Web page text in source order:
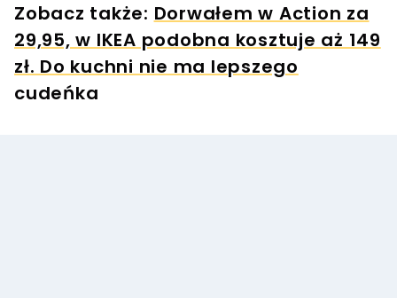
Zobacz także: Dorwałem w Action za
29,95, w IKEA podobna kosztuje aż 149
zł. Do kuchni nie ma lepszego
cudeńka